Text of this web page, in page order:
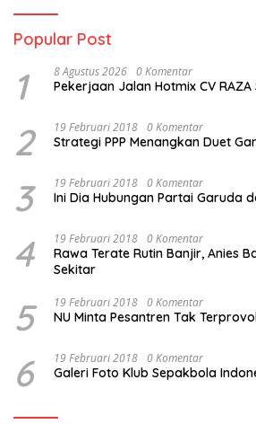
Popular Post
1 8 Agustus 2026 0 Komentar
Pekerjaan Jalan Hotmix CV RAZA
2 19 Februari 2018 0 Komentar
Strategi PPP Menangkan Duet
3 19 Februari 2018 0 Komentar
Ini Dia Hubungan Partai Garuda
4 19 Februari 2018 0 Komentar
Rawa Terate Rutin Banjir, Anies
Sekitar
5 19 Februari 2018 0 Komentar
NU Minta Pesantren Tak
6 19 Februari 2018 0 Komentar
Galeri Foto Klub Sepakbola